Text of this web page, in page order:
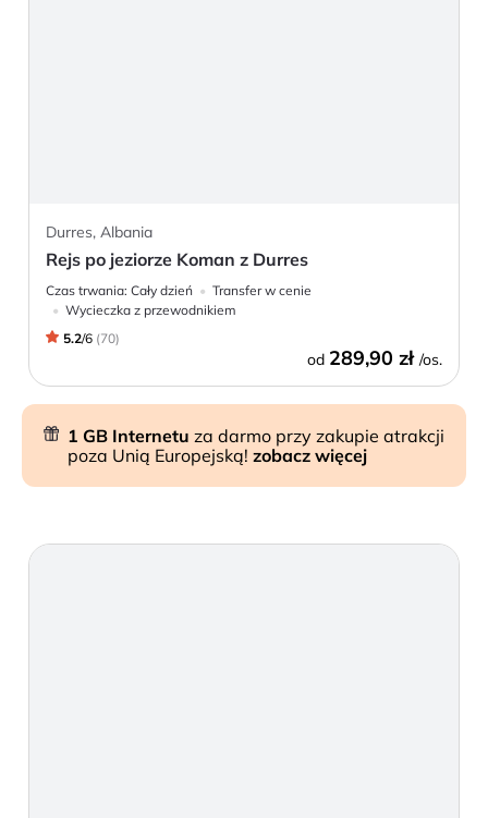
Durres, Albania
Rejs po jeziorze Koman z Durres
Czas trwania: Cały dzień
Transfer w cenie
Wycieczka z przewodnikiem
5.2/6 (70)
od 289,90 zł /os.
1 GB Internetu za darmo przy zakupie atrakcji
poza Unią Europejską! zobacz więcej